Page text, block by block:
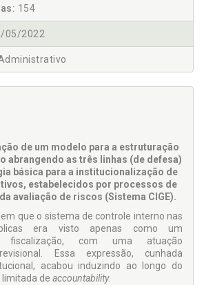
154
05/2022
de um modelo para a estruturação
abrangendo as três linhas (de defesa)
básica para a institucionalização de
estabelecidos por processos de
avaliação de riscos (Sistema CIGE).
que o sistema de controle interno nas
era visto apenas como um
fiscalização, com uma atuação
Essa expressão, cunhada
acabou induzindo ao longo do
de accountability.